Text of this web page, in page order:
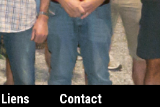
Contact
Liens